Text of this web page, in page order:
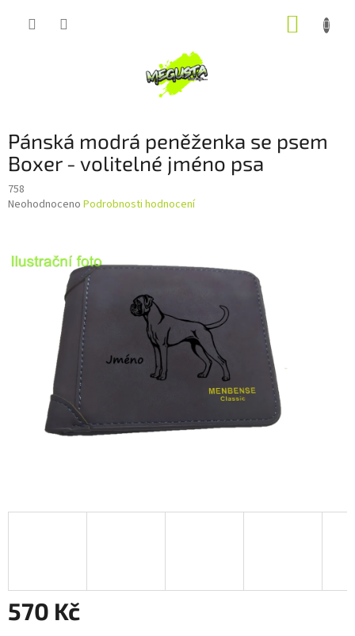
Pánská modrá peněženka se psem
Boxer - volitelné jméno psa
758
Průměrné
0,0
Neohodnoceno Podrobnosti hodnocení
570 Kč